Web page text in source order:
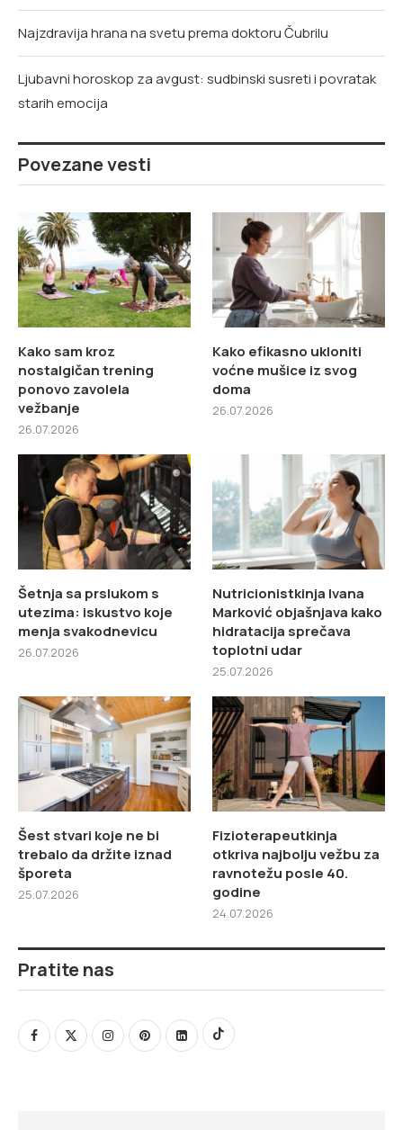
Najzdravija hrana na svetu prema doktoru Čubrilu
Ljubavni horoskop za avgust: sudbinski susreti i povratak
starih emocija
Povezane vesti
Kako sam kroz
nostalgičan trening
ponovo zavolela
vežbanje
26.07.2026
Kako efikasno ukloniti
voćne mušice iz svog
doma
26.07.2026
Šetnja sa prslukom s
utezima: iskustvo koje
menja svakodnevicu
26.07.2026
Nutricionistkinja Ivana
Marković objašnjava kako
hidratacija sprečava
toplotni udar
25.07.2026
Šest stvari koje ne bi
trebalo da držite iznad
šporeta
25.07.2026
Fizioterapeutkinja
otkriva najbolju vežbu za
ravnotežu posle 40.
godine
24.07.2026
Pratite nas